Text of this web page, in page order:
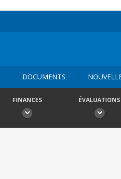
DOCUMENTS
FINANCES ÉVALUATIONS